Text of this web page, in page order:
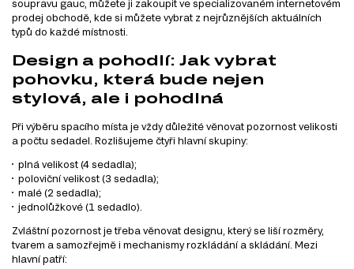
soupravu gauc, můžete ji zakoupit ve specializovaném internetovém
prodej obchodě, kde si můžete vybrat z nejrůznějších aktuálních
typů do každé místnosti.
Design a pohodlí: Jak vybrat
pohovku, která bude nejen
stylová, ale i pohodlná
Při výběru spacího místa je vždy důležité věnovat pozornost velikosti
a počtu sedadel. Rozlišujeme čtyři hlavní skupiny:
plná velikost (4 sedadla);
poloviční velikost (3 sedadla);
malé (2 sedadla);
jednolůžkové (1 sedadlo).
Zvláštní pozornost je třeba věnovat designu, který se liší rozměry,
tvarem a samozřejmě i mechanismy rozkládání a skládání. Mezi
hlavní patří: